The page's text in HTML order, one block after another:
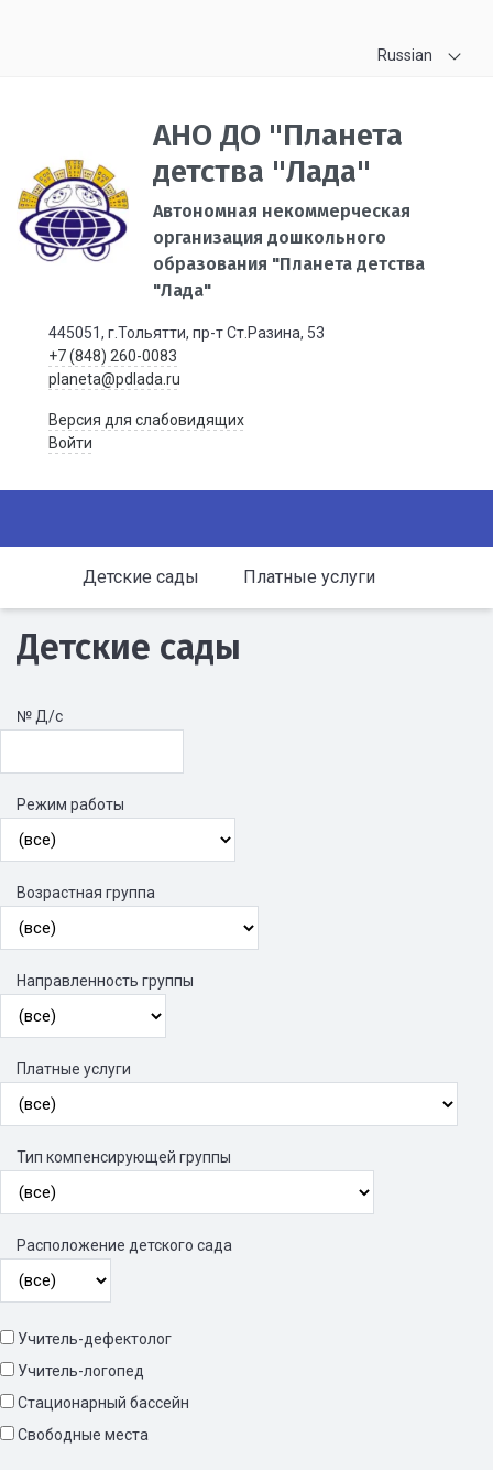
Russian
АНО ДО "Планета
детства "Лада"
Автономная некоммерческая
организация дошкольного
образования "Планета детства
"Лада"
445051, г.Тольятти, пр-т Ст.Разина, 53
+7 (848) 260-0083
planeta@pdlada.ru
Версия для слабовидящих
Войти
Детские сады Платные услуги
Детские сады
№ Д/с
Режим работы
Возрастная группа
Направленность группы
Платные услуги
Тип компенсирующей группы
Расположение детского сада
Учитель-дефектолог
Учитель-логопед
Стационарный бассейн
Свободные места